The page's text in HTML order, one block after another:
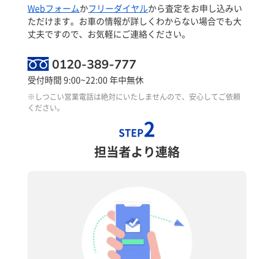
Webフォームかフリーダイヤルから査定をお申し込みい
ただけます。お車の情報が詳しくわからない場合でも大
丈夫ですので、お気軽にご連絡ください。
0120-389-777
受付時間 9:00~22:00 年中無休
※しつこい営業電話は絶対にいたしませんので、安心してご依頼
ください。
STEP2
担当者より連絡